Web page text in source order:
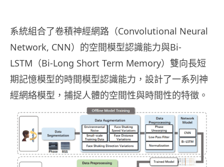
系統組合了卷積神經網路（Convolutional Neural
Network, CNN）的空間模型認識能力與Bi-
LSTM（Bi-Long Short Term Memory）雙向長短
期記憶模型的時間模型認識能力，設計了一系列神
經網絡模型，捕捉人體的空間性與時間性的特徵。